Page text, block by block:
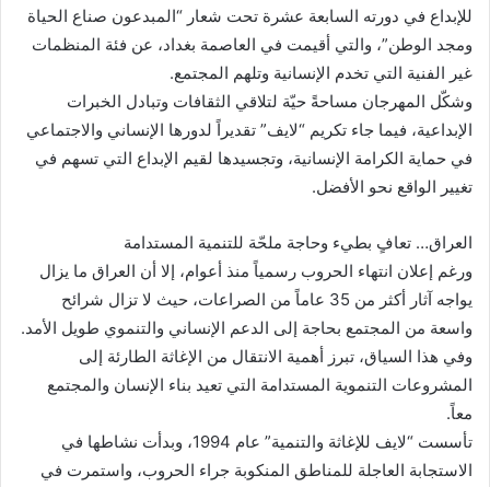
للإبداع في دورته السابعة عشرة تحت شعار “المبدعون صناع الحياة
ومجد الوطن”، والتي أقيمت في العاصمة بغداد، عن فئة المنظمات
غير الفنية التي تخدم الإنسانية وتلهم المجتمع.
وشكّل المهرجان مساحةً حيّة لتلاقي الثقافات وتبادل الخبرات
الإبداعية، فيما جاء تكريم “لايف” تقديراً لدورها الإنساني والاجتماعي
في حماية الكرامة الإنسانية، وتجسيدها لقيم الإبداع التي تسهم في
تغيير الواقع نحو الأفضل.
العراق… تعافٍ بطيء وحاجة ملحّة للتنمية المستدامة
ورغم إعلان انتهاء الحروب رسمياً منذ أعوام، إلا أن العراق ما يزال
يواجه آثار أكثر من 35 عاماً من الصراعات، حيث لا تزال شرائح
واسعة من المجتمع بحاجة إلى الدعم الإنساني والتنموي طويل الأمد.
وفي هذا السياق، تبرز أهمية الانتقال من الإغاثة الطارئة إلى
المشروعات التنموية المستدامة التي تعيد بناء الإنسان والمجتمع
معاً.
تأسست “لايف للإغاثة والتنمية” عام 1994، وبدأت نشاطها في
الاستجابة العاجلة للمناطق المنكوبة جراء الحروب، واستمرت في